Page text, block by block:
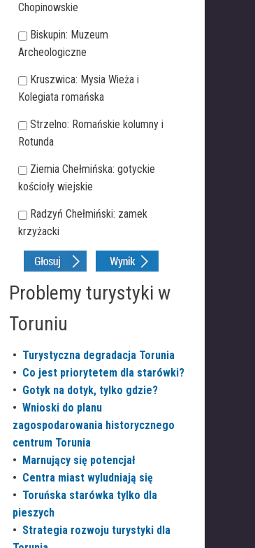
Chopinowskie
Biskupin: Muzeum
Archeologiczne
Kruszwica: Mysia Wieża i
Kolegiata romańska
Strzelno: Romańskie kolumny i
Rotunda
Ziemia Chełmińska: gotyckie
kościoły wiejskie
Radzyń Chełmiński: zamek
krzyżacki
Problemy turystyki w
Toruniu
• Turystyczna degradacja Torunia
• Co jest priorytetem dla starówki?
• Gotyk na dotyk, tylko gdzie?
• Wnioski do planu
zagospodarowania historycznego
centrum Torunia
•
Marnujący się potencjał
• Centra miast wyludniają się
• Toruńska starówka tylko dla
pieszych
• Strategia rozwoju turystyki dla